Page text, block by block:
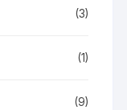
(3)
(1)
(9)